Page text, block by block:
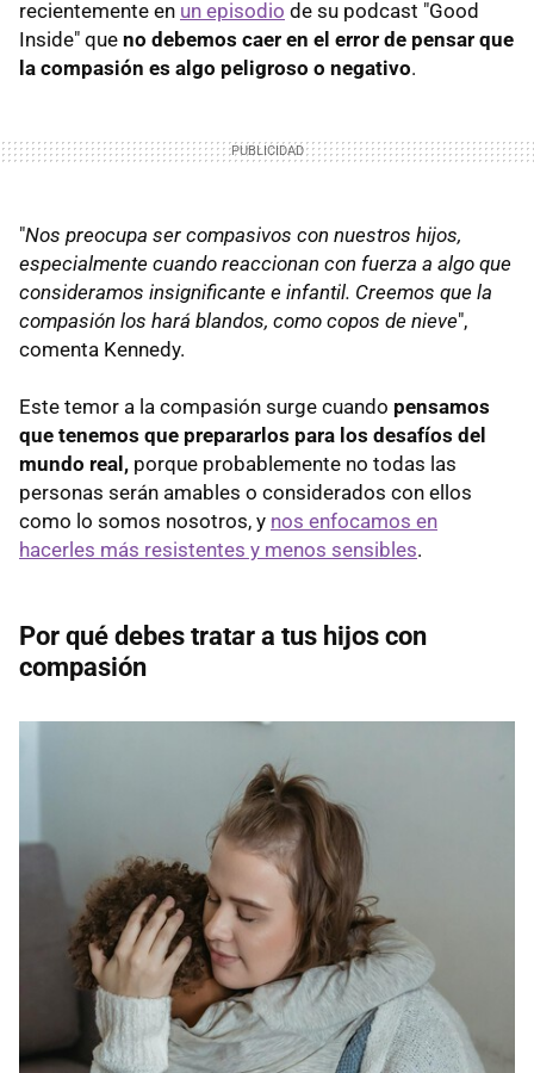
recientemente en un episodio de su podcast "Good
Inside" que no debemos caer en el error de pensar que
la compasión es algo peligroso o negativo.
"Nos preocupa ser compasivos con nuestros hijos,
especialmente cuando reaccionan con fuerza a algo que
consideramos insignificante e infantil. Creemos que la
compasión los hará blandos, como copos de nieve",
comenta Kennedy.
Este temor a la compasión surge cuando pensamos
que tenemos que prepararlos para los desafíos del
mundo real, porque probablemente no todas las
personas serán amables o considerados con ellos
como lo somos nosotros, y nos enfocamos en
hacerles más resistentes y menos sensibles.
Por qué debes tratar a tus hijos con
compasión